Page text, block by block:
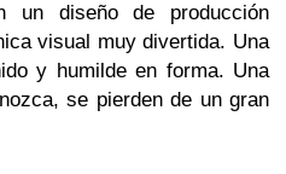
un diseño de producción
visual muy divertida. Una
y humilde en forma. Una
se pierden de un gran